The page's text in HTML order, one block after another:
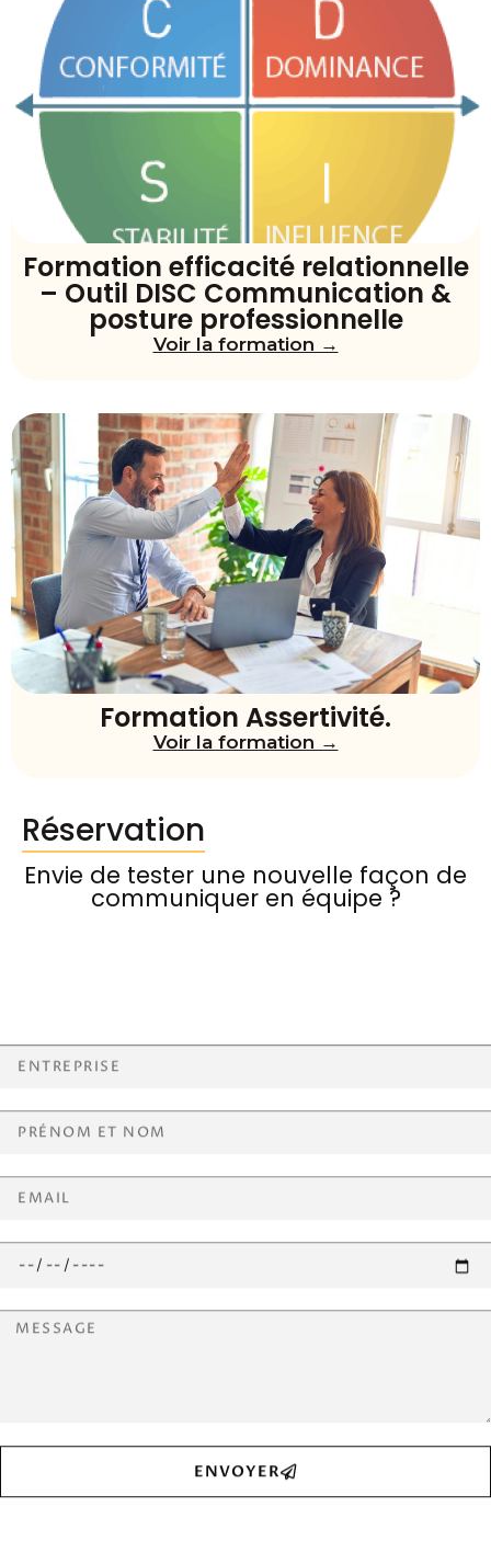
Formation efficacité relationnelle
– Outil DISC Communication &
posture professionnelle
Voir la formation →
Formation Assertivité.
Voir la formation →
Réservation
Envie de tester une nouvelle façon de
communiquer en équipe ?